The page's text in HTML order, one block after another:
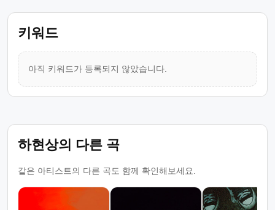
키워드
아직 키워드가 등록되지 않았습니다.
하현상의 다른 곡
같은 아티스트의 다른 곡도 함께 확인해보세요.